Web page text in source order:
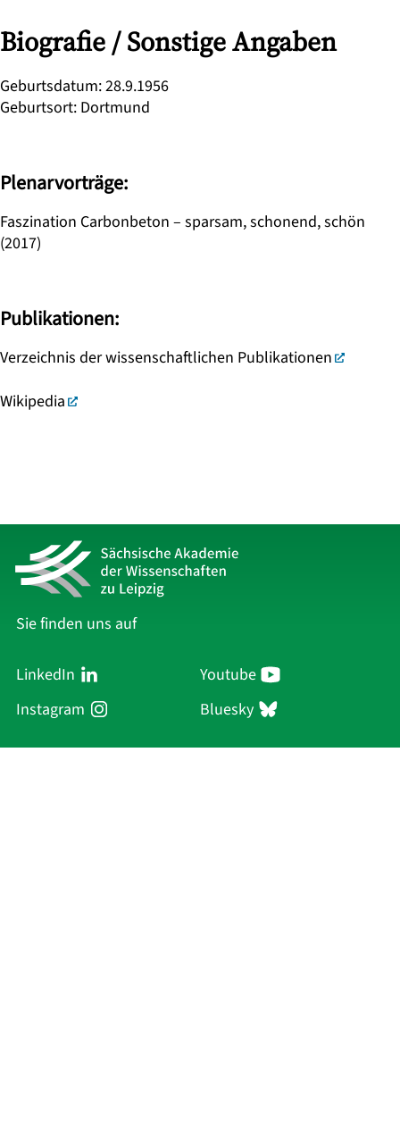
Biografie / Sonstige Angaben
Geburtsdatum:28.9.1956
Geburtsort: Dortmund
Plenarvorträge:
Faszination Carbonbeton – sparsam, schonend, schön
(2017)
Publikationen:
Verzeichnis der wissenschaftlichen Publikationen
Wikipedia
Sie finden uns auf
LinkedIn
Youtube
Instagram
Bluesky